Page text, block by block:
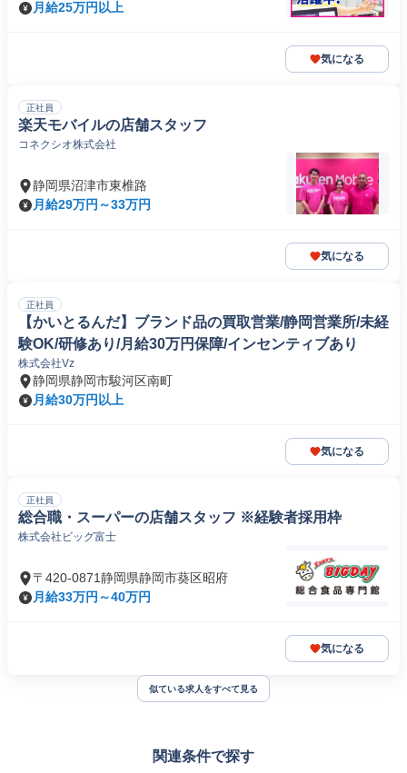
月給25万円以上
気になる
正社員
楽天モバイルの店舗スタッフ
コネクシオ株式会社
静岡県沼津市東椎路
月給29万円～33万円
気になる
正社員
【かいとるんだ】ブランド品の買取営業/静岡営業所/未経
験OK/研修あり/月給30万円保障/インセンティブあり
株式会社Vz
静岡県静岡市駿河区南町
月給30万円以上
気になる
正社員
総合職・スーパーの店舗スタッフ ※経験者採用枠
株式会社ビッグ富士
〒420-0871静岡県静岡市葵区昭府
月給33万円～40万円
気になる
似ている求人をすべて見る
関連条件で探す